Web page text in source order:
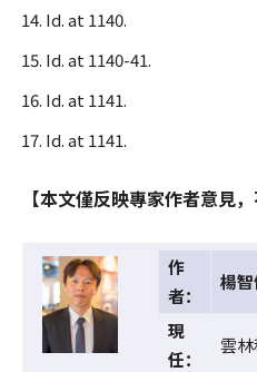
Id. at 1140.
Id. at 1140-41.
Id. at 1141.
Id. at 1141.
【本文僅反映專家作者意見
作
者：
楊
現
任：
雲